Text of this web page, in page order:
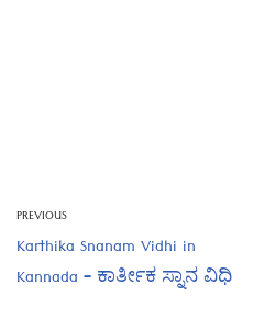
PREVIOUS
Karthika Snanam Vidhi in
Kannada – ಕಾರ್ತೀಕ ಸ್ನಾನ ವಿಧಿ